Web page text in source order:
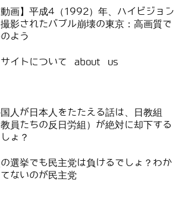
動画】平成4（1992）年、ハイビジョン
影されたバブル崩壊の東京：高画質で
よう
サイトについて about us
人が日本人をたたえる話は、日教組
教員たちの反日労組）が絶対に却下する
ょ？
選挙でも民主党は負けるでしょ？わか
てないのが民主党